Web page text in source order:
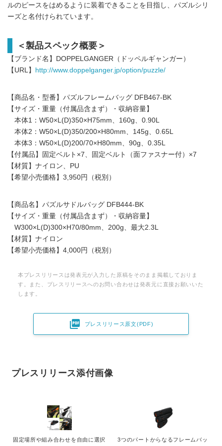
ルのピースをはめるように装着できることを目指し、パズルシリ
ーズと名付けられています。
＜製品スペック概要＞
【ブランド名】DOPPELGANGER（ドッペルギャンガー）
【URL】 http://www.doppelganger.jp/option/puzzle/
【商品名・型番】パズルフレームバッグ DFB467-BK
【サイズ・重量（付属品含まず）・収納容量】
本体1：W50×L(D)350×H75mm、160g、0.90L
本体2：W50×L(D)350/200×H80mm、145g、0.65L
本体3：W50×L(D)200/70×H80mm、90g、0.35L
【付属品】固定ベルト×7、固定ベルト（面ファスナー付）×7
【材質】ナイロン、PU
【希望小売価格】3,950円（税別）
【商品名】パズルサドルバッグ DFB444-BK
【サイズ・重量（付属品含まず）・収納容量】
W300×L(D)300×H70/80mm、200g、最大2.3L
【材質】ナイロン
【希望小売価格】4,000円（税別）
本プレスリリースは発表元が入力した原稿をそのまま掲載しておりま
す。また、プレスリリースへのお問い合わせは発表元に直接お願いいた
します。
 プレスリリース原文(PDF)
プレスリリース添付画像
固定場所や組み合わせを自由に選択 3つのパートからなるフレームバッ